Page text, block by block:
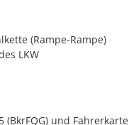
(Rampe-Rampe)
LKW
(BkrFQG) und Fahrerkarte